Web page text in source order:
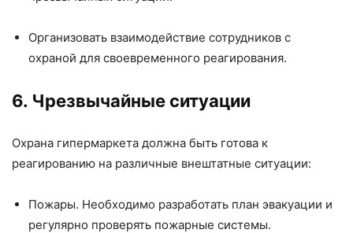
Организовать взаимодействие сотрудников с
охраной для своевременного реагирования.
6. Чрезвычайные ситуации
Охрана гипермаркета должна быть готова к
реагированию на различные внештатные ситуации:
Пожары. Необходимо разработать план эвакуации и
регулярно проверять пожарные системы.